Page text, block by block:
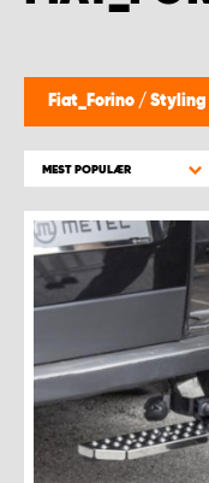
Fiat_Forino / Styling
MEST POPULÆR
WORK SYSTEM BERGEN
WORK SYSTEM HAMAR
WORK SYSTEM KEY
WORK SYSTEM NORWAY
WORK SYSTEM OSLO
WORK SYSTEM STAVANGER
WORK SYSTEM TRONDHEIM